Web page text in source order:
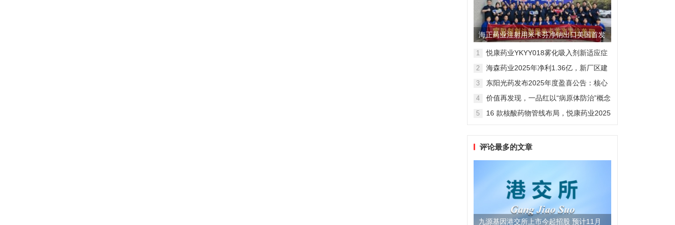
海正药业注射用米卡芬净钠出口美国首发
制剂全球化迈出关键一步
1
悦康药业YKYY018雾化吸入剂新适应症
感染防治
2
海森药业2025年净利1.36亿，新厂区建
3
东阳光药发布2025年度盈喜公告：核心
维度
4
价值再发现，一品红以“病原体防治”概念
5
16 款核酸药物管线布局，悦康药业2025
评论最多的文章
九源基因港交所上市今起招股 预计11月